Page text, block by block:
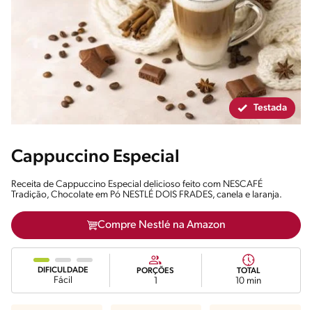
Testada
Cappuccino Especial
Receita de Cappuccino Especial delicioso feito com NESCAFÉ
Tradição, Chocolate em Pó NESTLÉ DOIS FRADES, canela e laranja.
Compre Nestlé na Amazon
DIFICULDADE
Fácil
PORÇÕES
1
TOTAL
10 min